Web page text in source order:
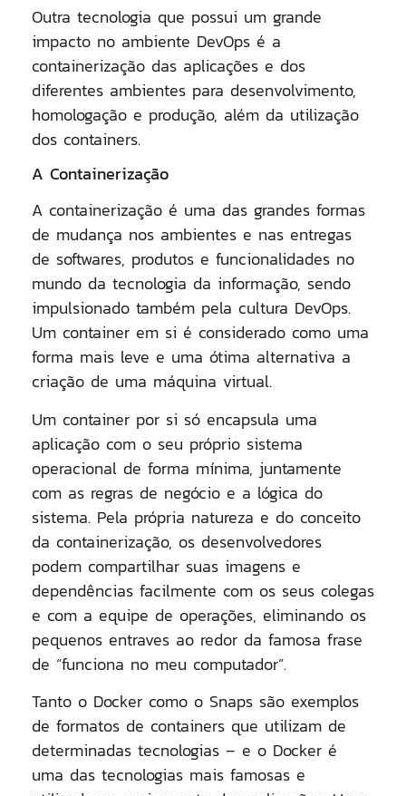
Outra tecnologia que possui um grande
impacto no ambiente DevOps é a
containerização das aplicações e dos
diferentes ambientes para desenvolvimento,
homologação e produção, além da utilização
dos containers.
A Containerização
A containerização é uma das grandes formas
de mudança nos ambientes e nas entregas
de softwares, produtos e funcionalidades no
mundo da tecnologia da informação, sendo
impulsionado também pela cultura DevOps.
Um container em si é considerado como uma
forma mais leve e uma ótima alternativa a
criação de uma máquina virtual.
Um container por si só encapsula uma
aplicação com o seu próprio sistema
operacional de forma mínima, juntamente
com as regras de negócio e a lógica do
sistema. Pela própria natureza e do conceito
da containerização, os desenvolvedores
podem compartilhar suas imagens e
dependências facilmente com os seus colegas
e com a equipe de operações, eliminando os
pequenos entraves ao redor da famosa frase
de “funciona no meu computador”.
Tanto o Docker como o Snaps são exemplos
de formatos de containers que utilizam de
determinadas tecnologias – e o Docker é
uma das tecnologias mais famosas e